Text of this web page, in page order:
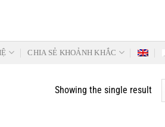
CHIA SẺ KHOẢNH KHẮC
Showing the single result